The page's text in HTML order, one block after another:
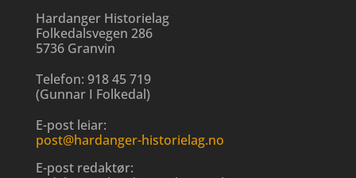
Hardanger Historielag
Folkedalsvegen 286
5736 Granvin
Telefon: 918 45 719
(Gunnar I Folkedal)
E-post leiar:
post@hardanger-historielag.no
E-post redaktør: